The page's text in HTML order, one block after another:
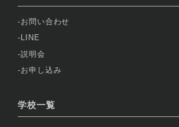
お問い合わせ
LINE
説明会
お申し込み
学校一覧